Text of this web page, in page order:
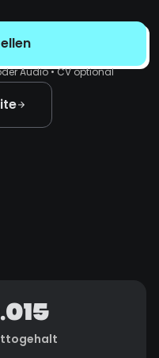
Audio • CV optional